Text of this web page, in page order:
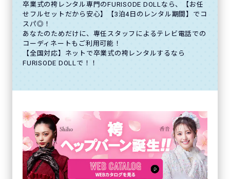
卒業式の袴レンタル専門のFURISODE DOLLなら、【お任
せフルセットだから安心】【3泊4日のレンタル期間】でコ
スパ◎！
あなたのためだけに、専任スタッフによるテレビ電話での
コーディネートもご利用可能！
【全国対応】ネットで卒業式の袴レンタルするなら
FURISODE DOLLで！！